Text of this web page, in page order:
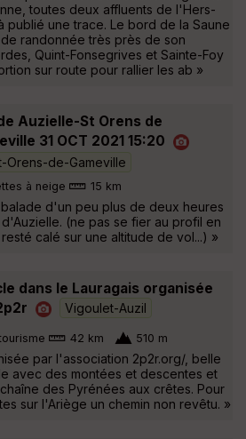
toutes deux affluents de l'Hers-
publié une trace. Le bord de la Saune
randonnée très près de son
Quint-Fonsegrives et Sainte-Foy
sur route pour rallier les ab »
Auzielle-St Orens de
31 OCT 2021 15:20
Orens-de-Gameville
à neige 15 km
d'un peu plus de deux heures
(ne pas se fier au profil en
calé sur une altitude de vol...) »
dans le Lauragais organisée
Vigoulet-Auzil
42 km 510 m
par l'association 2p2r.org/, belle
avec des montées et descentes et
des Pyrénées aux crêtes. Pour
sur l'Ariège un chemin non revêtu. »